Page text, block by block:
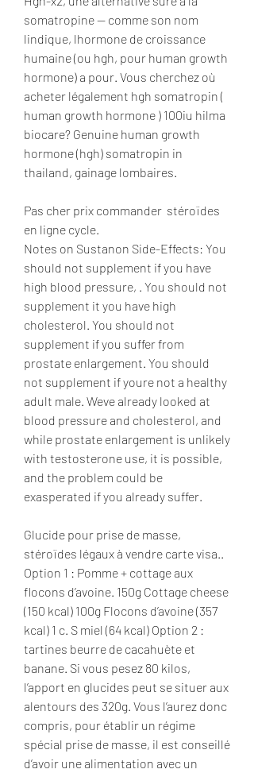
somatropine — comme son nom
lindique, lhormone de croissance
humaine (ou hgh, pour human growth
hormone) a pour. Vous cherchez où
acheter légalement hgh somatropin (
human growth hormone ) 100iu hilma
biocare? Genuine human growth
hormone (hgh) somatropin in
thailand, gainage lombaires.
Pas cher prix commander  stéroïdes
en ligne cycle.
Notes on Sustanon Side-Effects: You
should not supplement if you have
high blood pressure, . You should not
supplement it you have high
cholesterol. You should not
supplement if you suffer from
prostate enlargement. You should
not supplement if youre not a healthy
adult male. Weve already looked at
blood pressure and cholesterol, and
while prostate enlargement is unlikely
with testosterone use, it is possible,
and the problem could be
exasperated if you already suffer.
Glucide pour prise de masse,
stéroïdes légaux à vendre carte visa..
Option 1 : Pomme + cottage aux
flocons d’avoine. 150g Cottage cheese
(150 kcal) 100g Flocons d’avoine (357
kcal) 1 c. S miel (64 kcal) Option 2 :
tartines beurre de cacahuète et
banane. Si vous pesez 80 kilos,
l’apport en glucides peut se situer aux
alentours des 320g. Vous l’aurez donc
compris, pour établir un régime
spécial prise de masse, il est conseillé
d’avoir une alimentation avec un